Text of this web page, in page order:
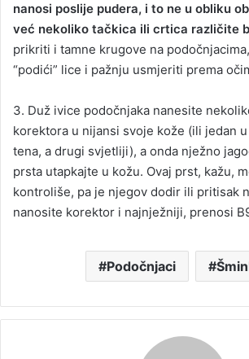
nanosi poslije pudera, i to ne u obliku
već nekoliko tačkica ili crtica različite
prikriti i tamne krugove na
“podići” lice i pažnju usmjeriti prema
3. Duž ivice podočnjaka nanesite
korektora u nijansi svoje kože (ili jedan
tena, a drugi svjetliji), a onda nježno
prsta utapkajte u kožu. Ovaj prst, kažu,
kontroliše, pa je njegov dodir ili pritisak
nanosite korektor i najnježniji, prenosi
Podočnjaci